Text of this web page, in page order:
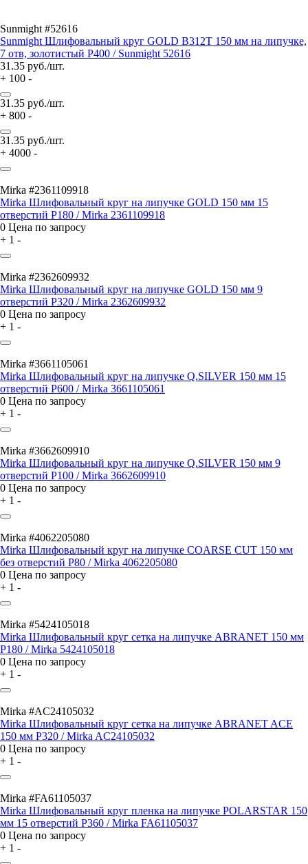
Sunmight #52616
Sunmight Шлифовальный круг GOLD B312T 150 мм на липучке,
7 отв, золотистый P400 / Sunmight 52616
31.35 руб./шт.
+ 100 -
31.35 руб./шт.
+ 800 -
31.35 руб./шт.
+ 4000 -
Mirka #2361109918
Mirka Шлифовальный круг на липучке GOLD 150 мм 15
отверстий P180 / Mirka 2361109918
0 Цена по запросу
+ 1 -
Mirka #2362609932
Mirka Шлифовальный круг на липучке GOLD 150 мм 9
отверстий P320 / Mirka 2362609932
0 Цена по запросу
+ 1 -
Mirka #3661105061
Mirka Шлифовальный круг на липучке Q.SILVER 150 мм 15
отверстий P600 / Mirka 3661105061
0 Цена по запросу
+ 1 -
Mirka #3662609910
Mirka Шлифовальный круг на липучке Q.SILVER 150 мм 9
отверстий P100 / Mirka 3662609910
0 Цена по запросу
+ 1 -
Mirka #4062205080
Mirka Шлифовальный круг на липучке COARSE CUT 150 мм
без отверстий P80 / Mirka 4062205080
0 Цена по запросу
+ 1 -
Mirka #5424105018
Mirka Шлифовальный круг сетка на липучке ABRANET 150 мм
P180 / Mirka 5424105018
0 Цена по запросу
+ 1 -
Mirka #AC24105032
Mirka Шлифовальный круг сетка на липучке ABRANET ACE
150 мм P320 / Mirka AC24105032
0 Цена по запросу
+ 1 -
Mirka #FA61105037
Mirka Шлифовальный круг пленка на липучке POLARSTAR 150
мм 15 отверстий P360 / Mirka FA61105037
0 Цена по запросу
+ 1 -